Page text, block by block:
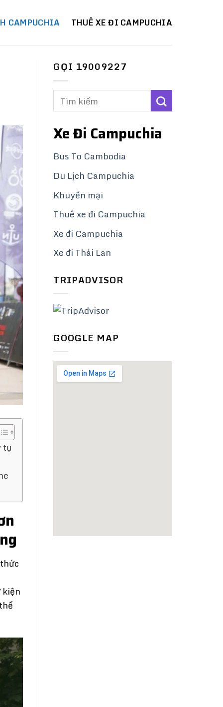
CAMPUCHIA THUÊ XE ĐI CAMPUCHIA
tụ
kiện
GỌI 19009227
Xe Đi Campuchia
Bus To Cambodia
Du Lịch Campuchia
Khuyến mại
Thuê xe đi Campuchia
Xe đi Campuchia
Xe đi Thái Lan
TRIPADVISOR
GOOGLE MAP